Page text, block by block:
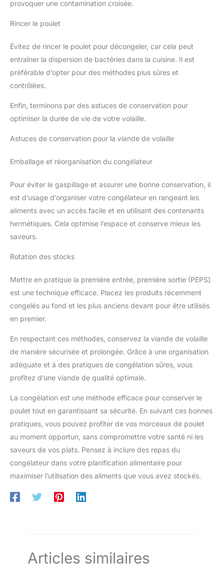
provoquer une contamination croisée.
Rincer le poulet
Évitez de rincer le poulet pour décongeler, car cela peut
entraîner la dispersion de bactéries dans la cuisine. Il est
préférable d’opter pour des méthodes plus sûres et
contrôlées.
Enfin, terminons par des astuces de conservation pour
optimiser la durée de vie de votre volaille.
Astuces de conservation pour la viande de volaille
Emballage et réorganisation du congélateur
Pour éviter le gaspillage et assurer une bonne conservation, il
est d’usage d’organiser votre congélateur en rangeant les
aliments avec un accès facile et en utilisant des contenants
hermétiques. Cela optimise l’espace et conserve mieux les
saveurs.
Rotation des stocks
Mettre en pratique la première entrée, première sortie (PEPS)
est une technique efficace. Placez les produits récemment
congelés au fond et les plus anciens devant pour être utilisés
en premier.
En respectant ces méthodes, conservez la viande de volaille
de manière sécurisée et prolongée. Grâce à une organisation
adéquate et à des pratiques de congélation sûres, vous
profitez d’une viande de qualité optimale.
La congélation est une méthode efficace pour conserver le
poulet tout en garantissant sa sécurité. En suivant ces bonnes
pratiques, vous pouvez profiter de vos morceaux de poulet
au moment opportun, sans compromettre votre santé ni les
saveurs de vos plats. Pensez à inclure des repas du
congélateur dans votre planification alimentaire pour
maximiser l’utilisation des aliments que vous avez stockés.
Articles similaires